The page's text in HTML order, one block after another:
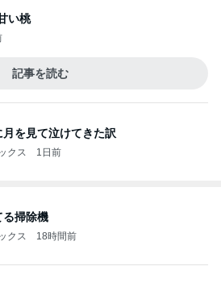
い桃
記事を読む
を見て泣けてきた訳
クス 1日前
る掃除機
クス 18時間前